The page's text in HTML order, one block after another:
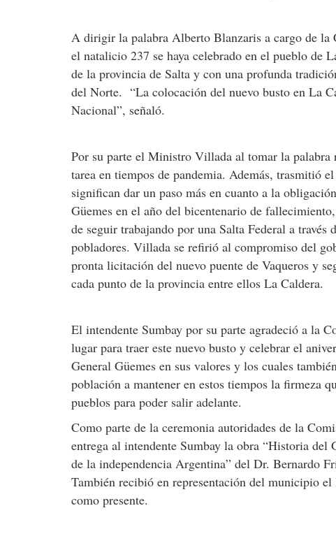
A dirigir la palabra Alberto Blanzaris a cargo de
el natalicio 237 se haya celebrado en el pueblo de
de la provincia de Salta y con una profunda
del Norte. “La colocación del nuevo busto en La
Nacional”, señaló.
Por su parte el Ministro Villada al tomar la palabra
tarea en tiempos de pandemia. Además, trasmitió
significan dar un paso más en cuanto a la
Güemes en el año del bicentenario de
de seguir trabajando por una Salta Federal a
pobladores. Villada se refirió al compromiso del
pronta licitación del nuevo puente de Vaqueros y
cada punto de la provincia entre ellos La Caldera.
El intendente Sumbay por su parte agradeció a la
lugar para traer este nuevo busto y celebrar el
General Güemes en sus valores y los cuales
población a mantener en estos tiempos la firmeza
pueblos para poder salir adelante.
Como parte de la ceremonia autoridades de la
entrega al intendente Sumbay la obra “Historia
de la independencia Argentina” del Dr. Bernardo
También recibió en representación del municipio
como presente.